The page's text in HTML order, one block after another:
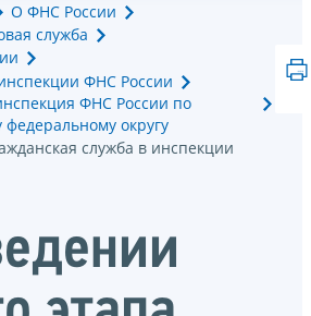
О ФНС России
служба
ФНС России
ФНС России по
округу
служба в инспекции